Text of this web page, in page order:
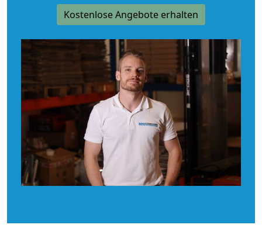
Kostenlose Angebote erhalten